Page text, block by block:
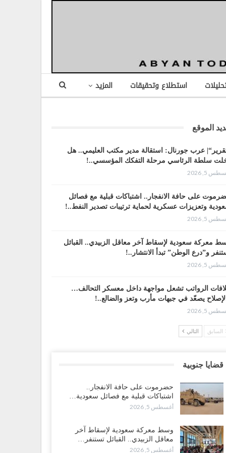
استطلاع وتحقيقات المزيد
الموقع
عرب جورنال: استقالة مدير مكتب العليمي.. هل
سلطة الرئاسي مرحلة التفكك المؤسسي..!
5, 2026
على حافة الانفجار.. اشتباكات قبلية مع فصائل
وتعزيزات عسكرية لحماية ترتيبات تصدير النفط..!
5, 2026
معركة سعودية لإسقاط آخر معاقل الزبيدي.. القبائل
و”درع الوطن” تبدأ الانتشار..!
5, 2026
الرواتب تشعل مواجهة داخل معسكر التحالف…
يصعّد في جبهات مأرب وتعز والضالع..!
5, 2026
تُصعّد الحصار على اليمنيين.. وقرار بحرمان طلاب
على ملفات المال والنفط..!
5, 2026
الحظر البحري يعيد رسم خرائط الشحن إلى
ناقلات النفط تلتف حول أفريقيا وسفن تعلن: “لا
شحنة…
السابق التالي
قضايا جنوبية
حضرموت على حافة الانفجار..
اشتباكات قبلية مع فصائل سعودية…
أغسطس 5, 2026
وسط معركة سعودية لإسقاط آخر
معاقل الزبيدي.. القبائل تستنفر…
أغسطس 5, 2026